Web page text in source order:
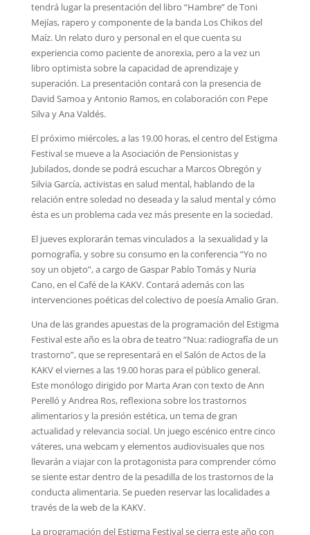
tendrá lugar la presentación del libro “Hambre” de Toni
Mejías, rapero y componente de la banda Los Chikos del
Maíz. Un relato duro y personal en el que cuenta su
experiencia como paciente de anorexia, pero a la vez un
libro optimista sobre la capacidad de aprendizaje y
superación. La presentación contará con la presencia de
David Samoa y Antonio Ramos, en colaboración con Pepe
Silva y Ana Valdés.
El próximo miércoles, a las 19.00 horas, el centro del Estigma
Festival se mueve a la Asociación de Pensionistas y
Jubilados, donde se podrá escuchar a Marcos Obregón y
Silvia García, activistas en salud mental, hablando de la
relación entre soledad no deseada y la salud mental y cómo
ésta es un problema cada vez más presente en la sociedad.
El jueves explorarán temas vinculados a la sexualidad y la
pornografía, y sobre su consumo en la conferencia “Yo no
soy un objeto”, a cargo de Gaspar Pablo Tomás y Nuria
Cano, en el Café de la KAKV. Contará además con las
intervenciones poéticas del colectivo de poesía Amalio Gran.
Una de las grandes apuestas de la programación del Estigma
Festival este año es la obra de teatro “Nua: radiografía de un
trastorno”, que se representará en el Salón de Actos de la
KAKV el viernes a las 19.00 horas para el público general.
Este monólogo dirigido por Marta Aran con texto de Ann
Perelló y Andrea Ros, reflexiona sobre los trastornos
alimentarios y la presión estética, un tema de gran
actualidad y relevancia social. Un juego escénico entre cinco
váteres, una webcam y elementos audiovisuales que nos
llevarán a viajar con la protagonista para comprender cómo
se siente estar dentro de la pesadilla de los trastornos de la
conducta alimentaria. Se pueden reservar las localidades a
través de la web de la KAKV.
La programación del Estigma Festival se cierra este año con